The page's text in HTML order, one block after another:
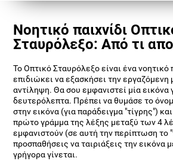
Νοητικό παιχνίδι
Σταυρόλεξο: Από τι
Το Οπτικό Σταυρόλεξο είναι ένα νοητικό
επιδιώκει να εξασκήσει την εργαζόμενη
αντίληψη. Θα σου εμφανιστεί μία εικόνα
δευτερόλεπτα. Πρέπει να θυμάσε το
στην εικόνα (για παράδειγμα "τίγρης")
πρώτο γράμμα της λέξης μεταξύ των 4
εμφανιστούν (σε αυτή την περίπτωση το
προσπαθήσεις να ταιριάξεις την εικόνα
γρήγορα γίνεται.